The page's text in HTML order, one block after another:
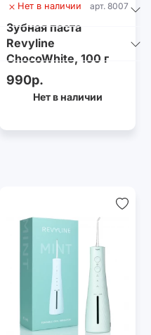
Нет в наличии арт. 8007
Зубная паста
Revyline
ChocoWhite, 100 г
990р.
Нет в наличии